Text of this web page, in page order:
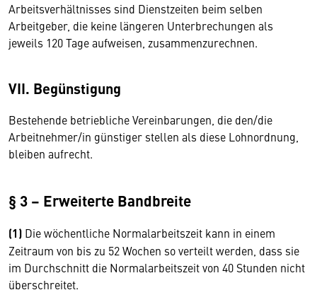
Arbeitsverhältnisses sind Dienstzeiten beim selben
Arbeitgeber, die keine längeren Unterbrechungen als
jeweils 120 Tage aufweisen, zusammenzurechnen.
VII. Begünstigung
Bestehende betriebliche Vereinbarungen, die den/die
Arbeitnehmer/in günstiger stellen als diese Lohnordnung,
bleiben aufrecht.
§ 3 – Erweiterte Bandbreite
(1) Die wöchentliche Normalarbeitszeit kann in einem
Zeitraum von bis zu 52 Wochen so verteilt werden, dass sie
im Durchschnitt die Normalarbeitszeit von 40 Stunden nicht
überschreitet.